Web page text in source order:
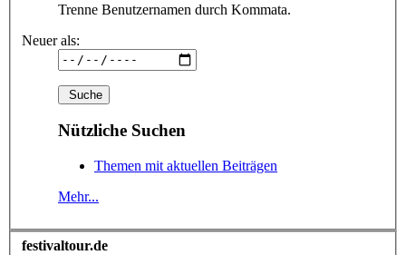
Trenne Benutzernamen durch Kommata.
Neuer als:
Nützliche Suchen
Themen mit aktuellen Beiträgen
Mehr...
festivaltour.de